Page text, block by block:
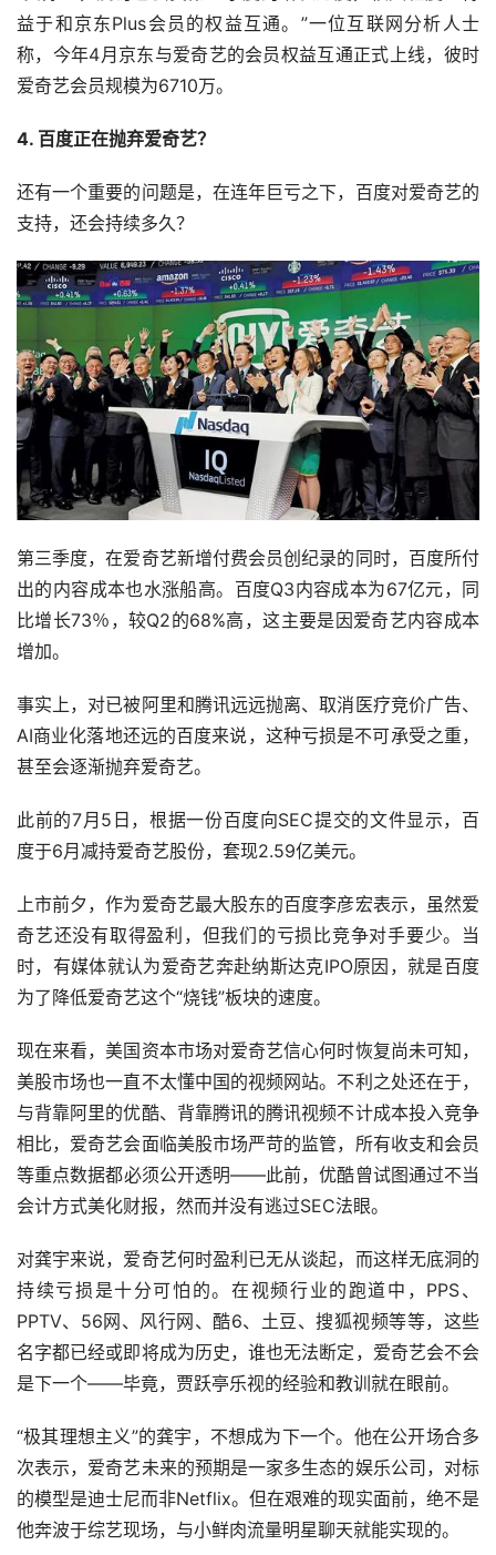
益于和京东Plus会员的权益互通。”一位互联网分析人士
称，今年4月京东与爱奇艺的会员权益互通正式上线，彼时
爱奇艺会员规模为6710万。
4. 百度正在抛弃爱奇艺？
还有一个重要的问题是，在连年巨亏之下，百度对爱奇艺的
支持，还会持续多久？
第三季度，在爱奇艺新增付费会员创纪录的同时，百度所付
出的内容成本也水涨船高。百度Q3内容成本为67亿元，同
比增长73％，较Q2的68%高，这主要是因爱奇艺内容成本
增加。
事实上，对已被阿里和腾讯远远抛离、取消医疗竞价广告、
AI商业化落地还远的百度来说，这种亏损是不可承受之重，
甚至会逐渐抛弃爱奇艺。
此前的7月5日，根据一份百度向SEC提交的文件显示，百
度于6月减持爱奇艺股份，套现2.59亿美元。
上市前夕，作为爱奇艺最大股东的百度李彦宏表示，虽然爱
奇艺还没有取得盈利，但我们的亏损比竞争对手要少。当
时，有媒体就认为爱奇艺奔赴纳斯达克IPO原因，就是百度
为了降低爱奇艺这个“烧钱”板块的速度。
现在来看，美国资本市场对爱奇艺信心何时恢复尚未可知，
美股市场也一直不太懂中国的视频网站。不利之处还在于，
与背靠阿里的优酷、背靠腾讯的腾讯视频不计成本投入竞争
相比，爱奇艺会面临美股市场严苛的监管，所有收支和会员
等重点数据都必须公开透明——此前，优酷曾试图通过不当
会计方式美化财报，然而并没有逃过SEC法眼。
对龚宇来说，爱奇艺何时盈利已无从谈起，而这样无底洞的
持续亏损是十分可怕的。在视频行业的跑道中，PPS、
PPTV、56网、风行网、酷6、土豆、搜狐视频等等，这些
名字都已经或即将成为历史，谁也无法断定，爱奇艺会不会
是下一个——毕竟，贾跃亭乐视的经验和教训就在眼前。
“极其理想主义”的龚宇，不想成为下一个。他在公开场合多
次表示，爱奇艺未来的预期是一家多生态的娱乐公司，对标
的模型是迪士尼而非Netflix。但在艰难的现实面前，绝不是
他奔波于综艺现场，与小鲜肉流量明星聊天就能实现的。